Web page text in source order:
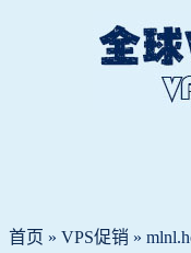
首页 » VPS促销 »